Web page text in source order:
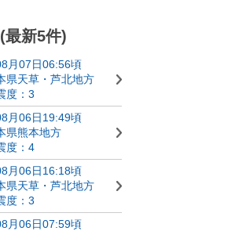
最新5件)
月07日06:56頃
県天草・芦北地方
度：3
月06日19:49頃
県熊本地方
度：4
月06日16:18頃
県天草・芦北地方
度：3
月06日07:59頃